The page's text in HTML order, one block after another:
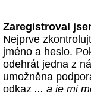
Zaregistroval
Nejprve
jméno a heslo.
odehrát jedna z
umožněna
odkaz ... a je mi